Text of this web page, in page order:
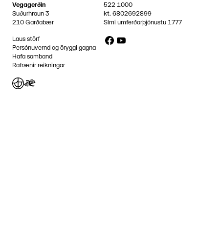
Vegagerðin
Suðurhraun 3
210 Garðabær
522 1000
kt.6802692899
Sími umferðarþjónustu1777
Laus störf
Persónuvernd og öryggi gagna
Hafa samband
Rafrænir reikningar
FacebookYouTube
Jafnlaunavottun
Græn Skref